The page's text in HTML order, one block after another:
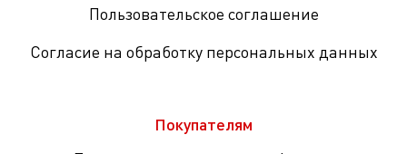
Пользовательское соглашение
Согласие на обработку персональных данных
Покупателям